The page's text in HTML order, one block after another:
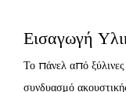
Εισαγωγή
Το πάνελ από
συνδυασμό